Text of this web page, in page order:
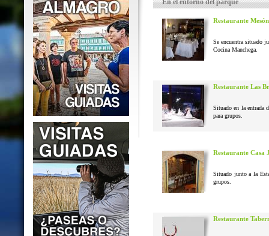
En el entorno del parque
Restaurante
Se encuentra situado
Cocina Manchega.
Restaurante Las
Situado en la entrada
para grupos.
Restaurante Casa
Situado junto a la
grupos.
Restaurante